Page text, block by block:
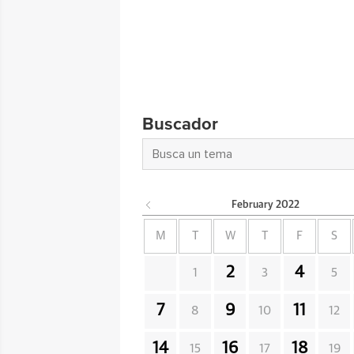
Buscador
February 2022
M W F S
1 2 3 4 5
7 8 9 10 11 12
14 15 16 17 18 19